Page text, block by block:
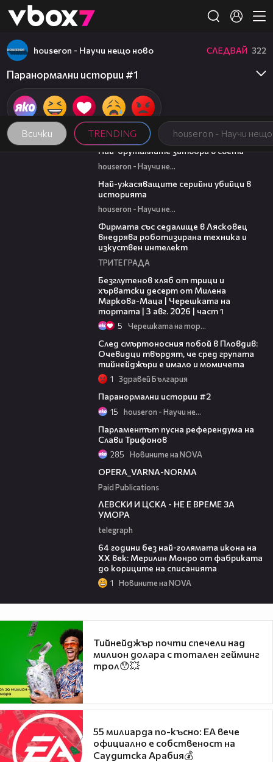
👾
Всички TRENDING houseron - Научи
houseron - Научи нещо ново СЛЕДВАЙ 322
Паранормални истории #1
07:37
Най-бруталните затвори в света
houseron - Научи нещо ново
Най-ужасяващите серийни убийци в
историята
houseron - Научи нещо ново
Фирмата със седалище в Лясковец
внедрява роботизирана техника и
изкуствен интелект
ТРИТЕ ГРАДА
Безглутенов хляб от трици и
хърватски десерт от Милена
Маркова-Маца | Черешката на
тортата | 3 авг. 2026 | част 1
5 Черешката на тортата
След смъртоносния побой в Пловдив:
Очевидци твърдят, че сред групата
тийнейджъри е имало и момичета
1 Здравей България
Паранормални истории #2
15 houseron - Научи нещо ново
Парламентът пусна референдума на
Слави Трифонов
285 Новините на NOVA
OPERA_VARNA-NORMA
Paid Publications
ЛЕВСКИ И ЦСКА - НЕ Е ВРЕМЕ ЗА
УМОРА
telegraph
64 години без най-голямата икона на
XX век: Мерилин Монро от фабриката
до кориците на списанията
1 Новините на NOVA
Тийнейджър почти спечели над
милион долара с тотален гейминг
трол😯💥
55 милиарда по-късно: EA вече
официално е собственост на
Саудитска Арабия💰